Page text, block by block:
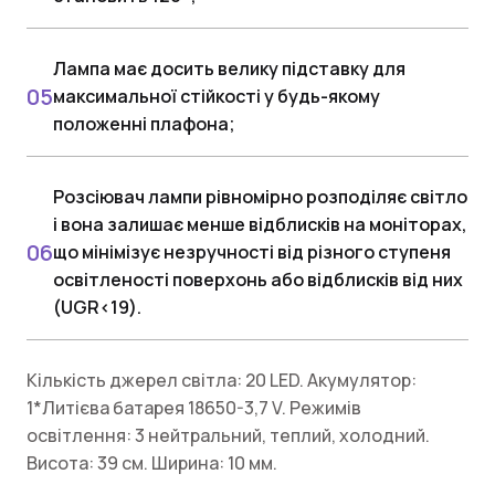
Лампа має досить велику підставку для
максимальної стійкості у будь-якому
положенні плафона;
Розсіювач лампи рівномірно розподіляє світло
і вона залишає менше відблисків на моніторах,
що мінімізує незручності від різного ступеня
освітленості поверхонь або відблисків від них
(UGR<19).
Кількість джерел світла: 20 LED. Акумулятор:
1*Литієва батарея 18650-3,7 V. Режимів
освітлення: 3 нейтральний, теплий, холодний.
Висота: 39 см. Ширина: 10 мм.